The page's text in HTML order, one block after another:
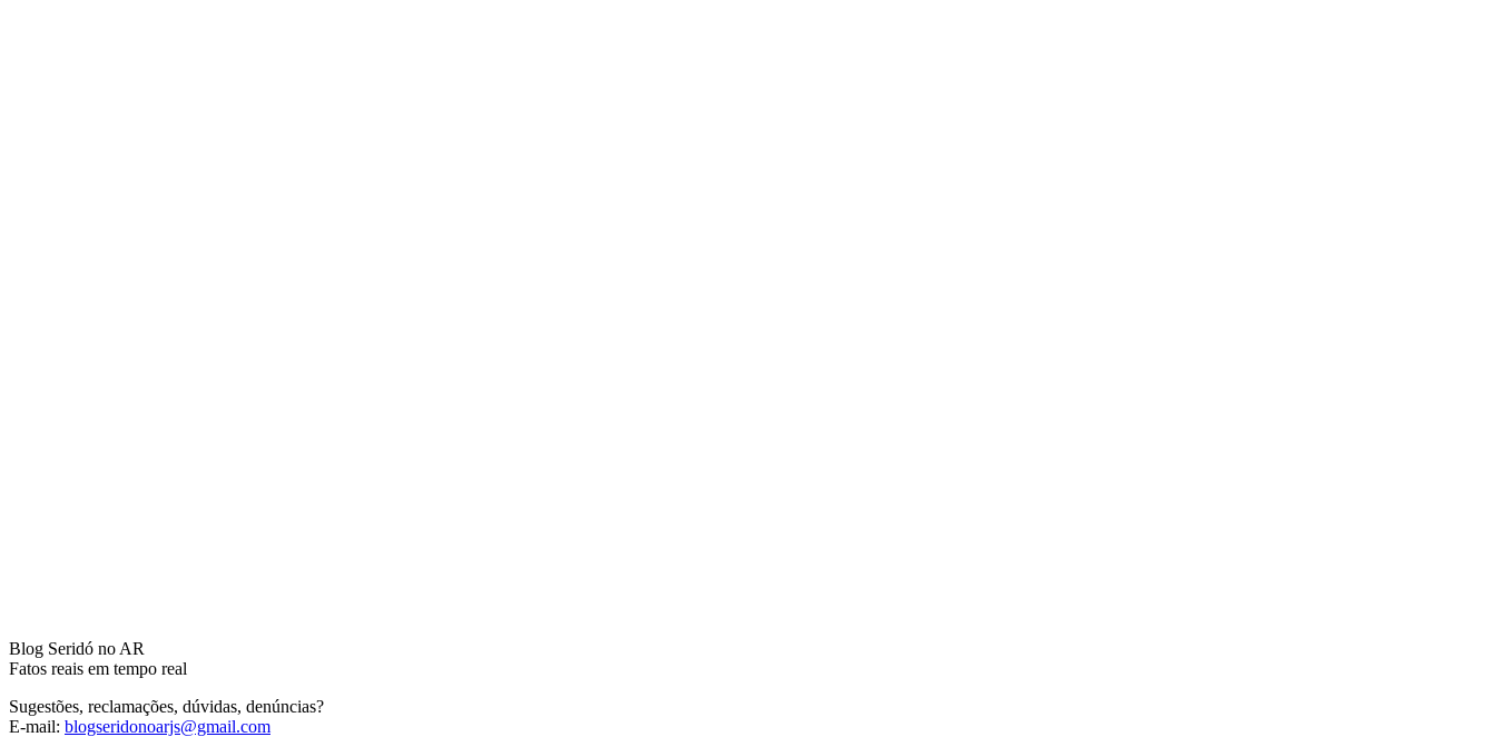
Blog Seridó no AR
Fatos reais em tempo real
Sugestões, reclamações, dúvidas, denúncias?
E-mail: blogseridonoarjs@gmail.com